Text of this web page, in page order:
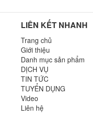
LIÊN KẾT NHANH
Trang chủ
Giới thiệu
Danh mục sản phẩm
DỊCH VỤ
TIN TỨC
TUYỂN DỤNG
Video
Liên hệ